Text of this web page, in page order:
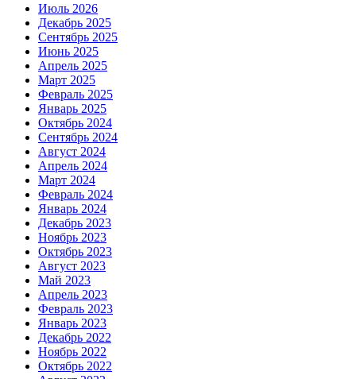
Июль 2026
Декабрь 2025
Сентябрь 2025
Июнь 2025
Апрель 2025
Март 2025
Февраль 2025
Январь 2025
Октябрь 2024
Сентябрь 2024
Август 2024
Апрель 2024
Март 2024
Февраль 2024
Январь 2024
Декабрь 2023
Ноябрь 2023
Октябрь 2023
Август 2023
Май 2023
Апрель 2023
Февраль 2023
Январь 2023
Декабрь 2022
Ноябрь 2022
Октябрь 2022